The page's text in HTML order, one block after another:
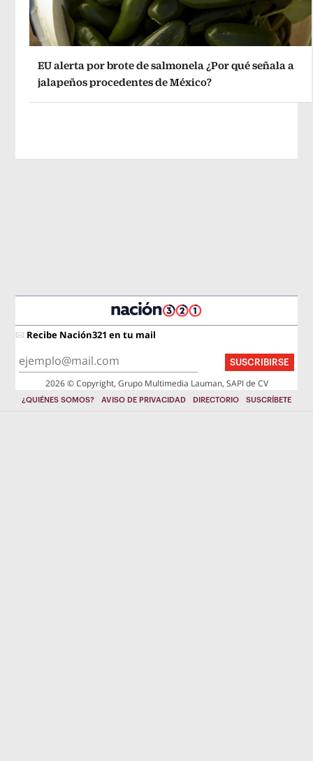
EU alerta por brote de salmonela ¿Por qué señala a
jalapeños procedentes de México?
Recibe Nación321 en tu mail
SUSCRIBIRSE
2026 © Copyright, Grupo Multimedia Lauman, SAPI de CV
¿QUIÉNES SOMOS? AVISO DE PRIVACIDAD DIRECTORIO SUSCRÍBETE